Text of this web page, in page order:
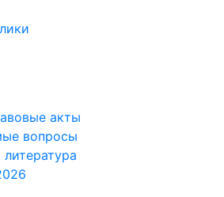
акты
вопросы